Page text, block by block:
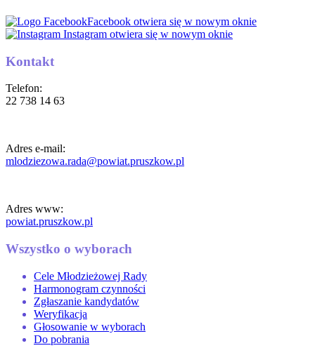
Facebook otwiera się w nowym oknie
Instagram otwiera się w nowym oknie
Kontakt
Telefon:
22 738 14 63
Adres e-mail:
mlodziezowa.rada@powiat.pruszkow.pl
Adres www:
powiat.pruszkow.pl
Wszystko o wyborach
Cele Młodzieżowej Rady
Harmonogram czynności
Zgłaszanie kandydatów
Weryfikacja
Głosowanie w wyborach
Do pobrania